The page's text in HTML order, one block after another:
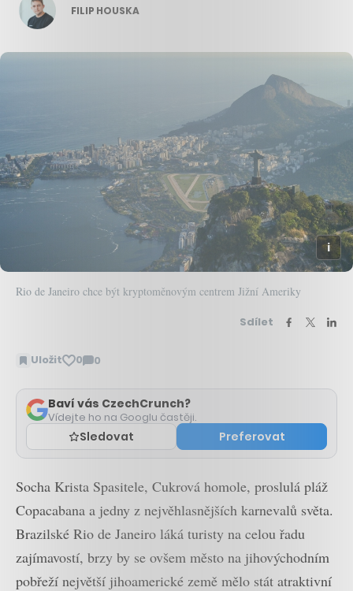
FILIP HOUSKA
Rio de Janeiro chce být kryptoměnovým centrem Jižní Ameriky
Sdílet
Uložit 0 0
Zobrazit
Baví vás CzechCrunch?
Vídejte ho na Googlu častěji.
Sledovat Preferovat
Socha Krista Spasitele, Cukrová homole, proslulá pláž
Copacabana a jedny z nejvěhlasnějších karnevalů světa.
Brazilské Rio de Janeiro láká turisty na celou řadu
zajímavostí, brzy by se ovšem město na jihovýchodním
pobřeží největší jihoamerické země mělo stát atraktivní